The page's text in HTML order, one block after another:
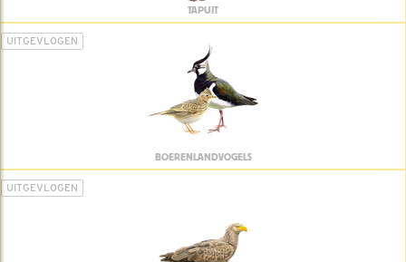
TAPUIT
UITGEVLOGEN
BOERENLANDVOGELS
UITGEVLOGEN